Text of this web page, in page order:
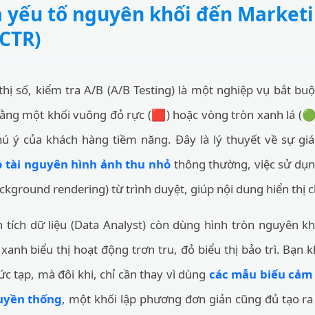
yếu tố nguyên khối đến
số, kiểm tra A/B (A/B Testing) là một nghiệp vụ bắt
một khối vuông đỏ rực (🟥) hoặc vòng tròn xanh lá
ý của khách hàng tiềm năng. Đây là lý thuyết về sự
tài nguyên hình ảnh thu nhỏ thông thường, việc sử
rendering) từ trình duyệt, giúp nội dung hiển thị
tích dữ liệu (Data Analyst) còn dùng hình tròn nguyên
xanh biểu thị hoạt động trơn tru, đỏ biểu thị bảo trì. Bạn
tạp, mà đôi khi, chỉ cần thay vì dùng các mẫu biểu
thống, một khối lập phương đơn giản cũng đủ tạo